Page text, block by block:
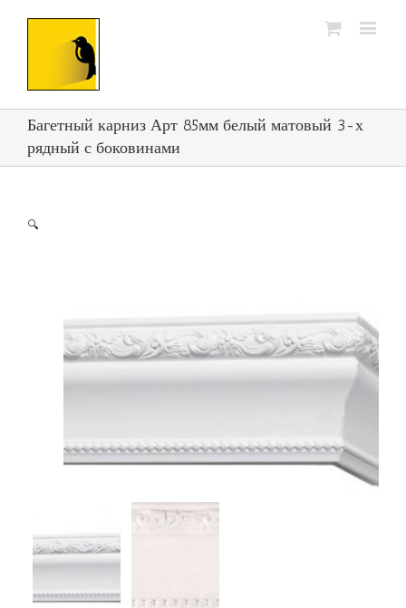
Багетный карниз Арт 85мм белый матовый 3-х
рядный с боковинами
🔍